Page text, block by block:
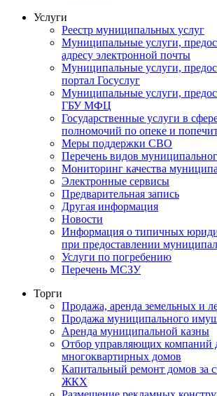
Услуги
Реестр муниципальных услуг
Муниципальные услуги,
адресу электронной почты
Муниципальные услуги,
портал Госуслуг
Муниципальные услуги,
ГБУ МФЦ
Государственные услуги в
полномочий по опеке и
Меры поддержки СВО
Перечень видов
Мониторинг качества
Электронные сервисы
Предварительная запись
Другая информация
Новости
Информация о типичных
при предоставлении
Услуги по погребению
Перечень МСЗУ
Торги
Продажа, аренда земельных и
Продажа муниципального
Аренда муниципальной казны
Отбор управляющих компаний
многоквартирных домов
Капитальный ремонт домов за
ЖКХ